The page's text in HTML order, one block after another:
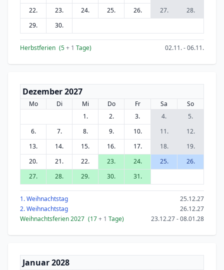
22.
23. 24. 25. 26. 27.
28.
29.
30.
Herbstferien (5+ 1 Tage) 02.11. - 06.11.
Dezember 2027
Mo Di Mi Do Fr Sa
So
1.
2. 3. 4.
5.
6.
7. 8. 9. 10. 11.
12.
13.
14. 15. 16. 17. 18.
19.
20.
21. 22. 23. 24. 25.
26.
27.
28. 29. 30. 31.
1. Weihnachtstag
25.12.27
2. Weihnachtstag
26.12.27
Weihnachtsferien 2027 (17+ 1 Tage) 23.12.27 - 08.01.28
Januar 2028